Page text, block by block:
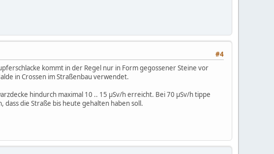
#4
kommt in der Regel nur in Form gegossener Steine vor
in Crossen im Straßenbau verwendet.
hindurch maximal 10 .. 15 µSv/h erreicht. Bei 70 µSv/h tippe
dass die Straße bis heute gehalten haben soll.